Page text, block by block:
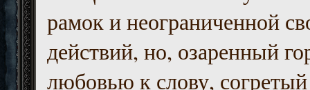
рамок и неограниченной
действий, но, озаренный
любовью к слову, согретый